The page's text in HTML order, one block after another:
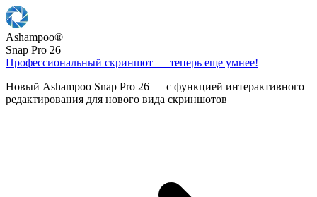
Ashampoo®
Snap Pro 26
Профессиональный скриншот — теперь еще умнее!
Новый Ashampoo Snap Pro 26 — с функцией интерактивного
редактирования для нового вида скриншотов